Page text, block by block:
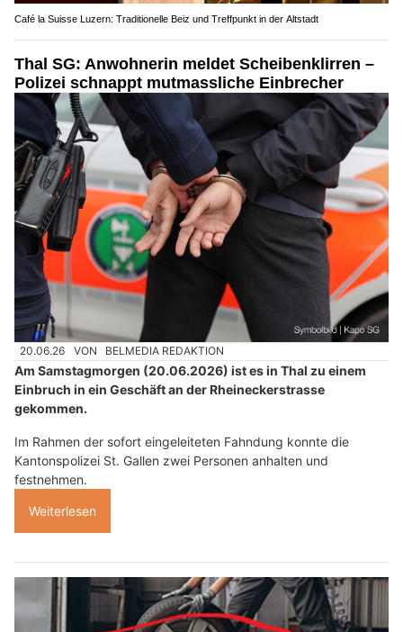
Café la Suisse Luzern: Traditionelle Beiz und Treffpunkt in der Altstadt
Thal SG: Anwohnerin meldet Scheibenklirren –
Polizei schnappt mutmassliche Einbrecher
20.06.26 VON BELMEDIA REDAKTION
Am Samstagmorgen (20.06.2026) ist es in Thal zu einem
Einbruch in ein Geschäft an der Rheineckerstrasse
gekommen.
Im Rahmen der sofort eingeleiteten Fahndung konnte die
Kantonspolizei St. Gallen zwei Personen anhalten und
festnehmen.
Weiterlesen